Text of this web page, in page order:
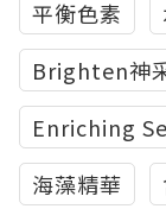
平衡色素
Brighten神
Enriching
海藻精華